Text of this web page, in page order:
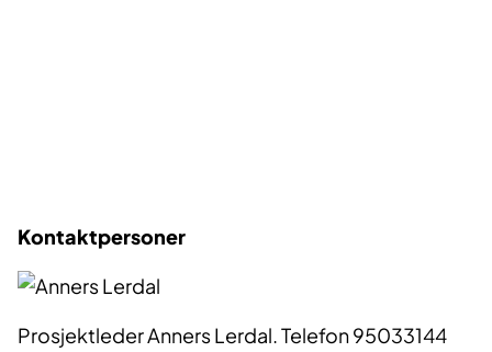
Kontaktpersoner
Prosjektleder Anners Lerdal. Telefon 95033144